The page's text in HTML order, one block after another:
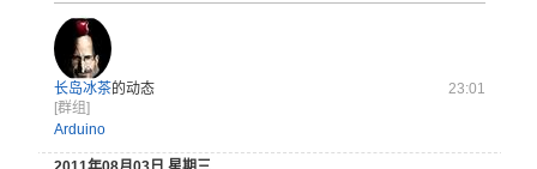
长岛冰茶的动态
23:01
[群组]
Arduino